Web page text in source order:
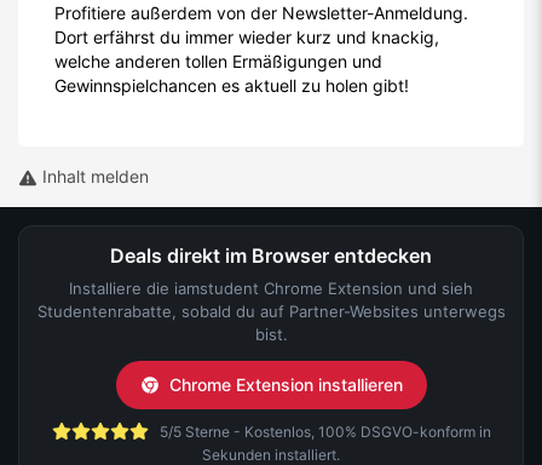
Profitiere außerdem von der Newsletter-Anmeldung.
Dort erfährst du immer wieder kurz und knackig,
welche anderen tollen Ermäßigungen und
Gewinnspielchancen es aktuell zu holen gibt!
Inhalt melden
Deals direkt im Browser entdecken
Installiere die iamstudent Chrome Extension und sieh
Studentenrabatte, sobald du auf Partner-Websites unterwegs
bist.
Chrome Extension installieren
5/5 Sterne - Kostenlos, 100% DSGVO-konform in
Sekunden installiert.